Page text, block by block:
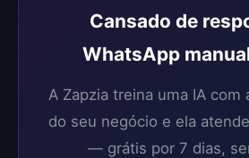
Cansado de
WhatsApp
A Zapzia treina uma IA com
do seu negócio e ela
— grátis por 7 dias,